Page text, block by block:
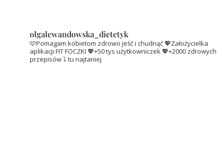
olgalewandowska_dietetyk
🩷Pomagam kobietom zdrowo jeść i chudnąć💖Założycielka
aplikacji FIT FOCZKI 💖+50 tys użytkowniczek💖+2000 zdrowych
przepisów ⤵️ tu najtaniej